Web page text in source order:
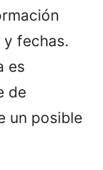
fechas.
es
de
un posible